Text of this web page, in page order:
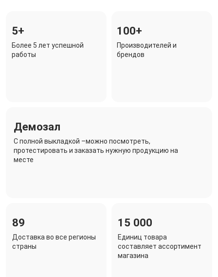
5+
Более 5 лет успешной
работы
100+
Производителей и
брендов
Демозал
C полной выкладкой –можно посмотреть,
протестировать и заказать нужную продукцию на
месте
89
Доставка во все регионы
страны
15 000
Единиц товара
составляет ассортимент
магазина